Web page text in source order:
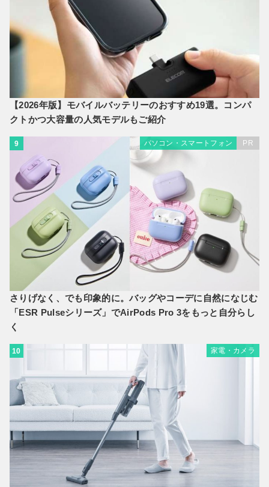
【2026年版】モバイルバッテリーのおすすめ19選。コンパ
クトかつ大容量の人気モデルもご紹介
9 パソコン・スマートフォン PR
さりげなく、でも印象的に。バッグやコーデに自然になじむ
「ESR Pulseシリーズ」でAirPods Pro 3をもっと自分らし
く
10 家電・カメラ